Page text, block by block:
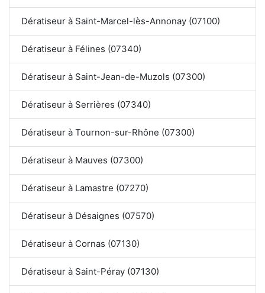
Dératiseur à Saint-Marcel-lès-Annonay (07100)
Dératiseur à Félines (07340)
Dératiseur à Saint-Jean-de-Muzols (07300)
Dératiseur à Serrières (07340)
Dératiseur à Tournon-sur-Rhône (07300)
Dératiseur à Mauves (07300)
Dératiseur à Lamastre (07270)
Dératiseur à Désaignes (07570)
Dératiseur à Cornas (07130)
Dératiseur à Saint-Péray (07130)